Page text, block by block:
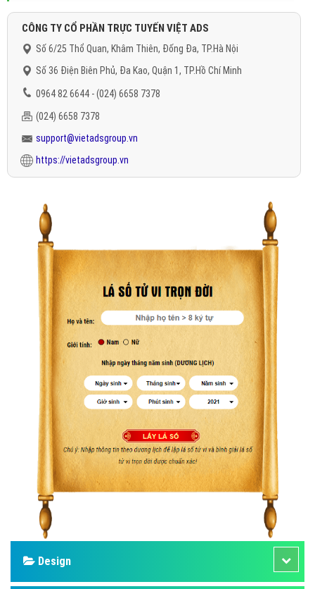
CÔNG TY CỔ PHẦN TRỰC TUYẾN VIỆT ADS
Số 6/25 Thổ Quan, Khâm Thiên, Đống Đa, TP.Hà Nội
Số 36 Điện Biên Phủ, Đa Kao, Quận 1, TP.Hồ Chí Minh
0964 82 6644 - (024) 6658 7378
(024) 6658 7378
support@vietadsgroup.vn
https://vietadsgroup.vn
Design